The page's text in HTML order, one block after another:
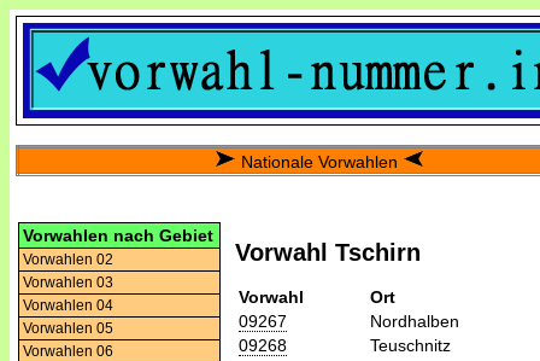
Nationale Vorwahlen
Vorwahlen nach Gebiet
Vorwahlen 02
Vorwahlen 03
Vorwahlen 04
Vorwahlen 05
Vorwahlen 06
Vorwahl Tschirn
Vorwahl
Ort
09267
Nordhalben
09268
Teuschnitz